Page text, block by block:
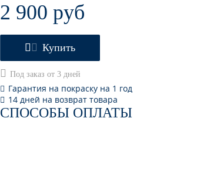
2 900 руб
Купить
Под заказ от 3 дней
Гарантия на покраску на 1 год
14 дней на возврат товара
СПОСОБЫ ОПЛАТЫ